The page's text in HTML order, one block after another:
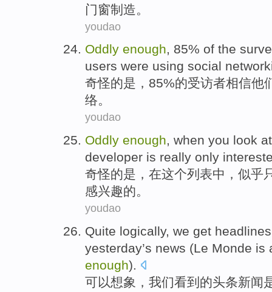
门窗制造 。
youdao
Oddly enough, 85% of the
users were using social
奇怪的是，85%的受访者相信他
络。
youdao
Oddly enough, when you look at
developer is really only
奇怪的是 ， 在这个列表中 ，似乎
感兴趣的。
youdao
Quite logically, we get headlines
yesterday’s news (Le Monde is
enough).
可以想象 ， 我们看到 的头条新闻